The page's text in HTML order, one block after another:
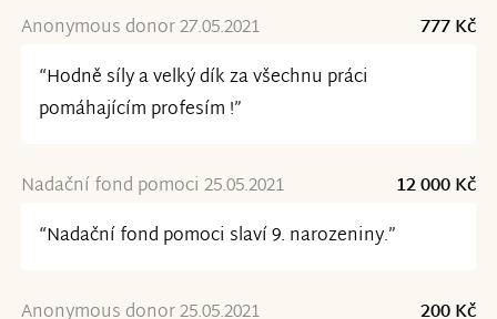
Anonymous donor 27.05.2021
777 Kč
“Hodně síly a velký dík za všechnu práci
pomáhajícím profesím !”
Nadační fond pomoci 25.05.2021
12 000 Kč
“Nadační fond pomoci slaví 9. narozeniny.”